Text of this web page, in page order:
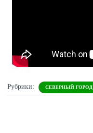
Рубрики: СЕВЕРНЫЙ ГОРОД